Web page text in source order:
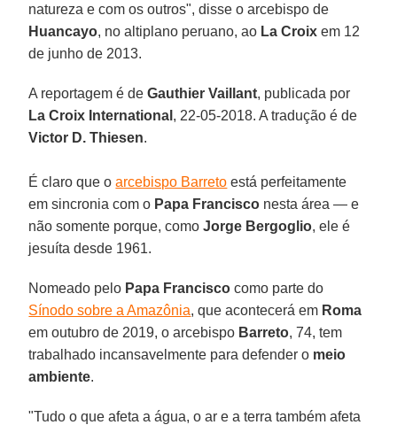
natureza e com os outros", disse o arcebispo de
Huancayo, no altiplano peruano, ao La Croix em 12
de junho de 2013.
A reportagem é deGauthier Vaillant, publicada por
La Croix International , 22-05-2018. A tradução é de
Victor D. Thiesen.
É claro que oarcebispo Barreto está perfeitamente
em sincronia com o Papa Francisco nesta área — e
não somente porque, comoJorge Bergoglio, ele é
jesuíta desde 1961.
Nomeado pelo Papa Francisco como parte do
Sínodo sobre a Amazônia, que acontecerá em Roma
em outubro de 2019, o arcebispo Barreto, 74, tem
trabalhado incansavelmente para defender o meio
ambiente.
"Tudo o que afeta a água, o ar e a terra também afeta